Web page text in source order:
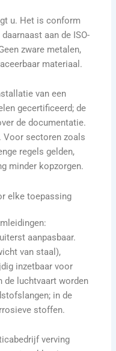
u. Het is conform
aan de ISO-
zware metalen,
materiaal.
van een
gecertificeerd; de
de documentatie.
Voor sectoren zoals
regels gelden,
minder kopzorgen.
elke toepassing
aanpasbaar.
van staal),
inzetbaar voor
de luchtvaart worden
in de
stoffen.
verving